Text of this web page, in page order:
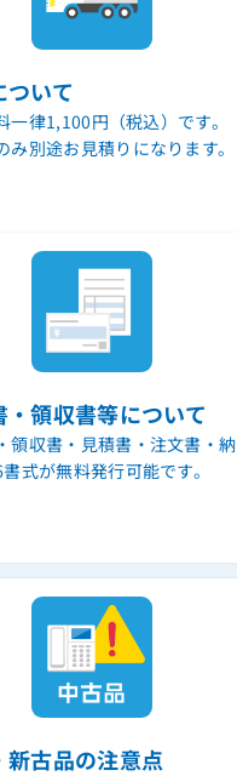
いて
一律1,100円（税込）です。
み別途お見積りになります。
・領収書等について
領収書・見積書・注文書・納
式が無料発行可能です。
新古品の注意点